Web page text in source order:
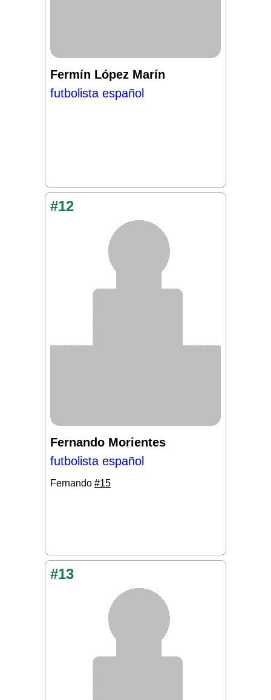
Fermín López Marín
futbolista español
#12
Fernando Morientes
futbolista español
Fernando #15
#13